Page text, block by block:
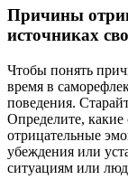
Причины
источниках
Чтобы понять
время в
поведения.
Определите,
отрицательные
убеждения или
ситуациям или